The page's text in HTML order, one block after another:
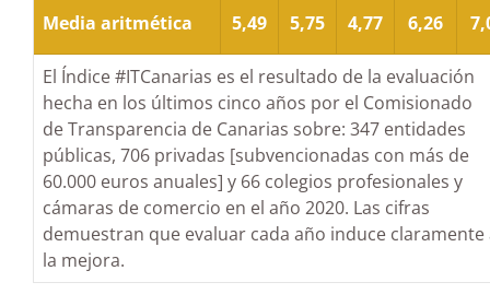
Media aritmética 5,49 5,75 4,77 6,26
El Índice #ITCanarias es el resultado de la evaluación
hecha en los últimos cinco años por el Comisionado
de Transparencia de Canarias sobre: 347 entidades
públicas, 706 privadas [subvencionadas con más de
60.000 euros anuales] y 66 colegios profesionales y
cámaras de comercio en el año 2020. Las cifras
demuestran que evaluar cada año induce claramente
la mejora.